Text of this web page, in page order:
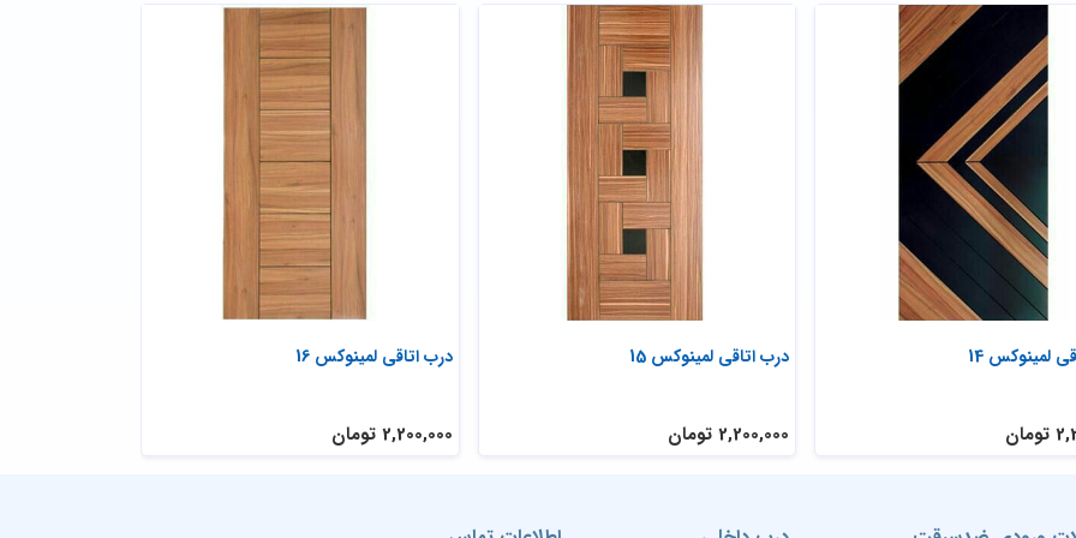
درب اتاقی لمینوکس 16
2,200,000 تومان
درب اتاقی لمینوکس 15
2,200,000 تومان
لمینوکس 14